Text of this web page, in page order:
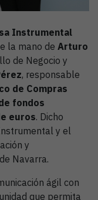
Instrumental
la mano de Arturo
de Negocio y
, responsable
de Compras
fondos
euros. Dicho
y el
y
Navarra.
ágil con
que permita